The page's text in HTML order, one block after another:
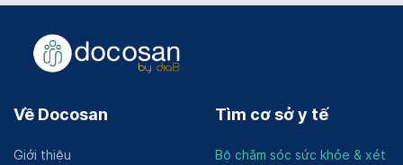
Về Docosan
Giới thiệu
Tìm cơ sở y tế
Bộ chăm sóc sức khỏe & xét